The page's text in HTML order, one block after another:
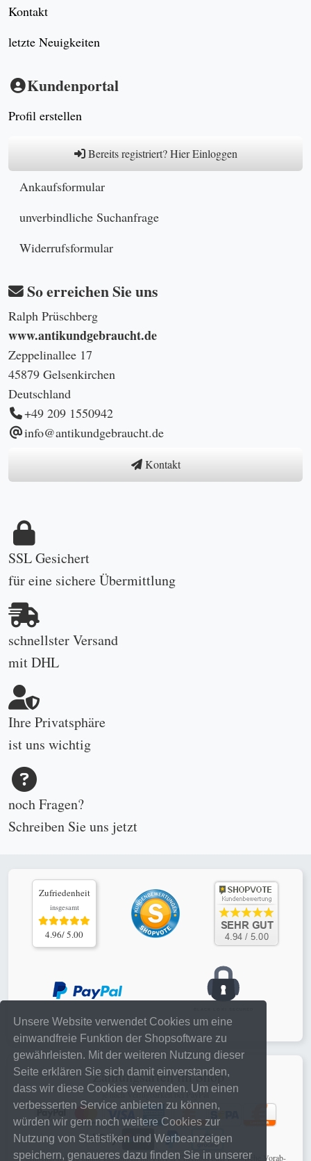
Unsere Website verwendet Cookies um eine
einwandfreie Funktion der Shopsoftware zu
gewährleisten. Mit der weiteren Nutzung dieser
Seite erklären Sie sich damit einverstanden,
dass wir diese Cookies verwenden. Um einen
verbesserten Service anbieten zu können,
würden wir gern noch weitere Cookies zur
Nutzung von Statistiken und Werbeanzeigen
speichern, genaueres dazu finden Sie in unserer
Kontakt
letzte Neuigkeiten
Kundenportal
Profil erstellen
Bereits registriert? Hier Einloggen
Ankaufsformular
unverbindliche Suchanfrage
Widerrufsformular
So erreichen Sie uns
Ralph Prüschberg
www.antikundgebraucht.de
Zeppelinallee 17
45879 Gelsenkirchen
Deutschland
+49 209 1550942
info@antikundgebraucht.de
Kontakt
SSL Gesichert
für eine sichere Übermittlung
schnellster Versand
mit DHL
Ihre Privatsphäre
ist uns wichtig
noch Fragen?
Schreiben Sie uns jetzt
Zufriedenheit
insgesamt
4.96/ 5.00
Zahlungsarten im Shop
je nach Verfügbarkeit bei PayPal
schnelle, sichere online Zahlungen mit PayPal Checkout oder klassische Vorab-